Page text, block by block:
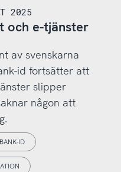
2025
och e-tjänster
av svenskarna
id fortsätter att
slipper
någon att
BANK-ID